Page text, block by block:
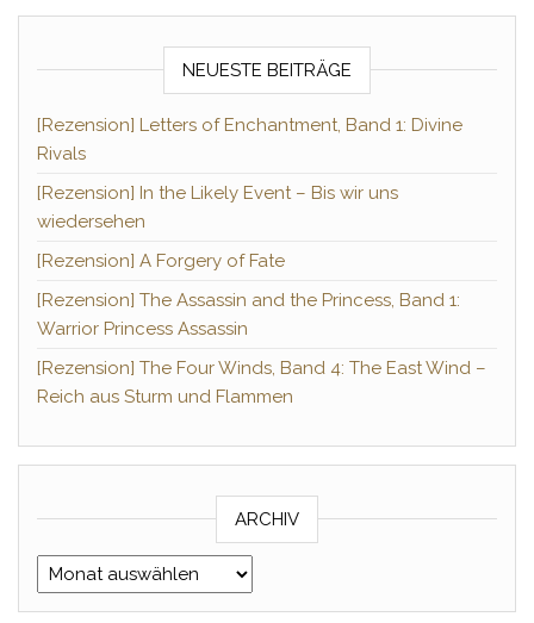
NEUESTE BEITRÄGE
[Rezension] Letters of Enchantment, Band 1: Divine
Rivals
[Rezension] In the Likely Event – Bis wir uns
wiedersehen
[Rezension] A Forgery of Fate
[Rezension] The Assassin and the Princess, Band 1:
Warrior Princess Assassin
[Rezension] The Four Winds, Band 4: The East Wind –
Reich aus Sturm und Flammen
ARCHIV
Archiv